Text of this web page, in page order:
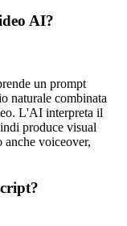
AI?
un prompt
naturale combinata
L'AI interpreta il
produce visual
voiceover,